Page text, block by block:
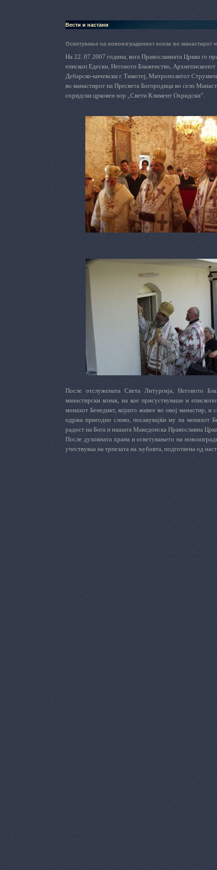
Вести и настани
Осветување на новоизградениот конак во
На 22. 07 2007 година, кога Православната Црква го
епископ Едески, Неговото Блаженство,
Дебарско-кичевски г. Тимотеј, Митрополитот
во манастирот на Пресвета Богородица во село
охридски црковен хор „Свети Климент Охридски”.
После отслужената Света Литургија, Неговото
манастирски конак, на кое присуствуваше и
монахот Бенедикт, којшто живее во овој манастир,
одржа пригодно слово, посакувајќи му на монахот
радост на Бога и нашата Македонска Православна Ц
После духовната храна и осветувањето на
учествуваа на трпезата на љубовта, подготвена од